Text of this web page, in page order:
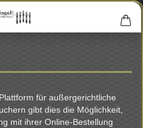
für außergerichtliche
gibt dies die Möglichkeit,
mit ihrer Online-Bestellung